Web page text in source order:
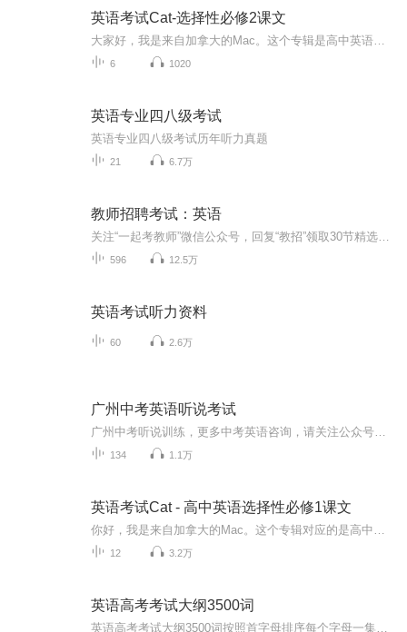
英语考试Cat-选择性必修2课文
6 1020
英语专业四八级考试
英语专业四八级考试历年听力真题
21 6.7万
教师招聘考试：英语
596 12.5万
英语考试听力资料
60 2.6万
广州中考英语听说考试
134 1.1万
英语考试Cat - 高中英语选择性必修1课文
12 3.2万
英语高考考试大纲3500词